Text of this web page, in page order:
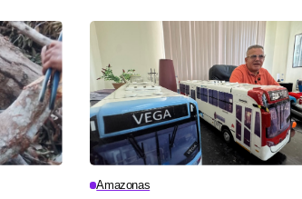
Amazonas